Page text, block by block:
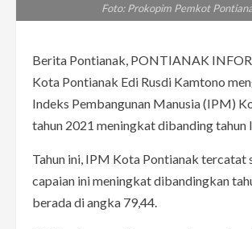
Foto: Prokopim Pemkot
Berita Pontianak, PONTIANAK
Kota Pontianak Edi Rusdi Kamtono
Indeks Pembangunan Manusia (IPM)
tahun 2021 meningkat dibanding tahun
Tahun ini, IPM Kota Pontianak tercatat
capaian ini meningkat dibandingkan
berada di angka 79,44.